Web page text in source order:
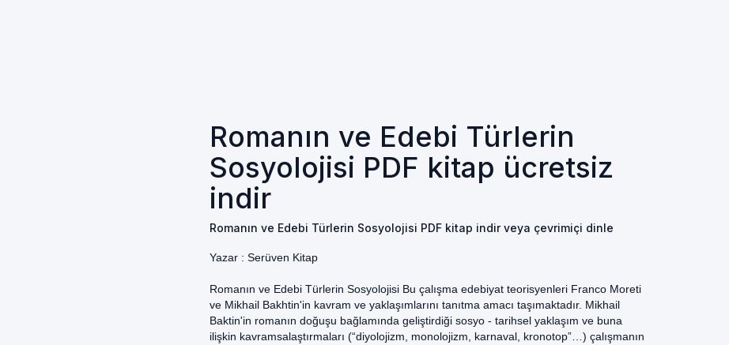
Romanın ve Edebi Türlerin
Sosyolojisi PDF kitap ücretsiz
indir
Romanın ve Edebi Türlerin Sosyolojisi PDF kitap indir veya çevrimiçi dinle
Yazar : Serüven Kitap
Romanın ve Edebi Türlerin Sosyolojisi Bu çalışma edebiyat teorisyenleri Franco Moreti
ve Mikhail Bakhtin'in kavram ve yaklaşımlarını tanıtma amacı taşımaktadır. Mikhail
Baktin'in romanın doğuşu bağlamında geliştirdiği sosyo - tarihsel yaklaşım ve buna
ilişkin kavramsalaştırmaları (“diyolojizm, monolojizm, karnaval, kronotop”…) çalışmanın